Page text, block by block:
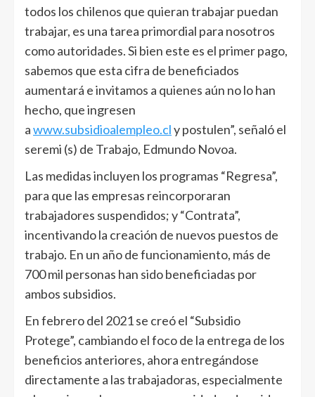
todos los chilenos que quieran trabajar puedan
trabajar, es una tarea primordial para nosotros
como autoridades. Si bien este es el primer pago,
sabemos que esta cifra de beneficiados
aumentará e invitamos a quienes aún no lo han
hecho, que ingresen
awww.subsidioalempleo.cly postulen”, señaló el
seremi (s) de Trabajo, Edmundo Novoa.
Las medidas incluyen los programas “Regresa”,
para que las empresas reincorporaran
trabajadores suspendidos; y “Contrata”,
incentivando la creación de nuevos puestos de
trabajo. En un año de funcionamiento, más de
700 mil personas han sido beneficiadas por
ambos subsidios.
En febrero del 2021 se creó el “Subsidio
Protege”, cambiando el foco de la entrega de los
beneficios anteriores, ahora entregándose
directamente a las trabajadoras, especialmente